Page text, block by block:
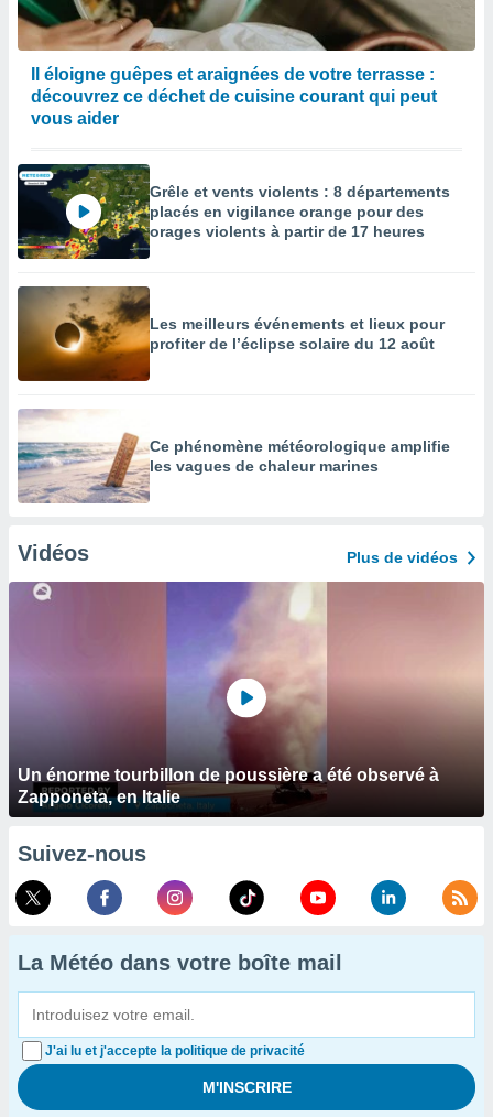
Il éloigne guêpes et araignées de votre terrasse :
découvrez ce déchet de cuisine courant qui peut
vous aider
Grêle et vents violents : 8 départements
placés en vigilance orange pour des
orages violents à partir de 17 heures
Les meilleurs événements et lieux pour
profiter de l’éclipse solaire du 12 août
Ce phénomène météorologique amplifie
les vagues de chaleur marines
Vidéos Plus de vidéos
Un énorme tourbillon de poussière a été observé à
Zapponeta, en Italie
Suivez-nous
La Météo dans votre boîte mail
J'ai lu et j'accepte la politique de privacité